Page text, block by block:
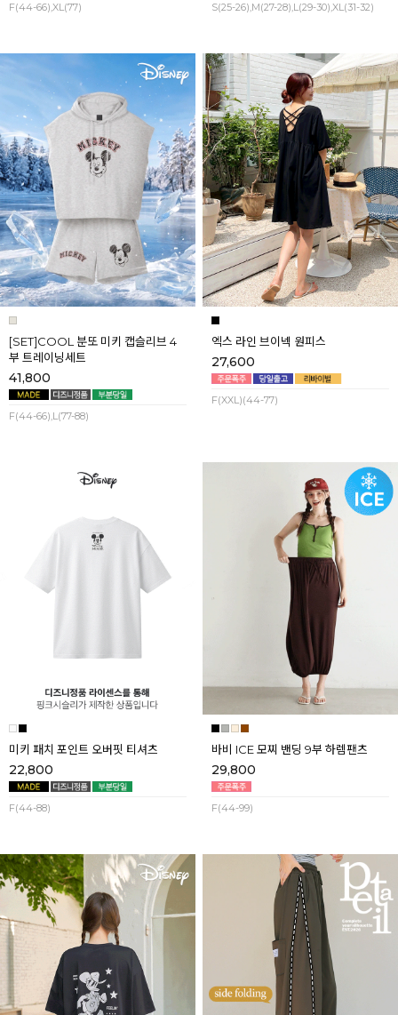
F(44-66),XL(77) S(25-26),M(27-28),L(29-30),XL(31-32)
[SET]COOL 분또 미키 캡슬리브 4
부 트레이닝세트
41,800
F(44-66),L(77-88)
엑스 라인 브이넥 원피스
27,600
F(XXL)(44-77)
미키 패치 포인트 오버핏 티셔츠
22,800
F(44-88)
바비 ICE 모찌 밴딩 9부 하렘팬츠
29,800
F(44-99)